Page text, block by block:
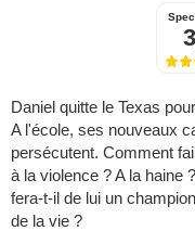
Daniel quitte le Texas
A l'école, ses nouveaux
persécutent. Comment
à la violence ? A la haine
fera-t-il de lui un
de la vie ?